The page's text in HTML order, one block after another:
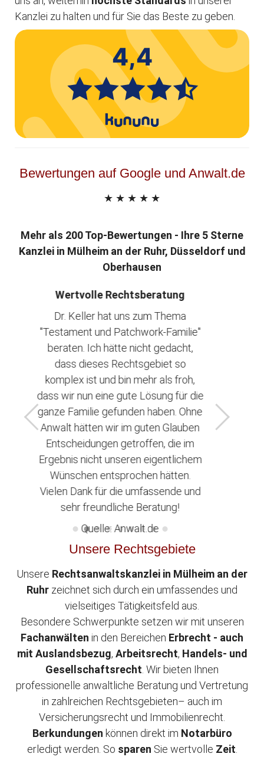
Kanzlei zu halten und für Sie das Beste zu geben.
Bewertungen auf Google und Anwalt.de
★ ★ ★ ★ ★
Mehr als 200 Top-Bewertungen - Ihre 5 Sterne
Kanzlei in Mülheim an der Ruhr, Düsseldorf und
Oberhausen
Ich
Wertvolle Rechtsberatung
Dr. Keller hat uns zum Thema
"Testament und Patchwork-Familie"
beraten. Ich hätte nicht gedacht,
dass dieses Rechtsgebiet so
komplex ist und bin mehr als froh,
dass wir nun eine gute Lösung für die
ganze Familie gefunden haben. Ohne
Anwalt hätten wir im guten Glauben
Entscheidungen getroffen, die im
Ergebnis nicht unseren eigentlichem
Wünschen entsprochen hätten.
Vielen Dank für die umfassende und
sehr freundliche Beratung!
Quelle: Anwalt.de
Unsere Rechtsgebiete
Unsere Rechtsanwaltskanzlei in Mülheim an der
Ruhr zeichnet sich durch ein umfassendes und
vielseitiges Tätigkeitsfeld aus.
Besondere Schwerpunkte setzen wir mit unseren
Fachanwälten in den Bereichen Erbrecht - auch
mit Auslandsbezug, Arbeitsrecht, Handels- und
Gesellschaftsrecht . Wir bieten Ihnen
professionelle anwaltliche Beratung und Vertretung
in zahlreichen Rechtsgebieten– auch im
Versicherungsrecht und Immobilienrecht.
Berkundungen können direkt im Notarbüro
erledigt werden. So sparen Sie wertvolle Zeit